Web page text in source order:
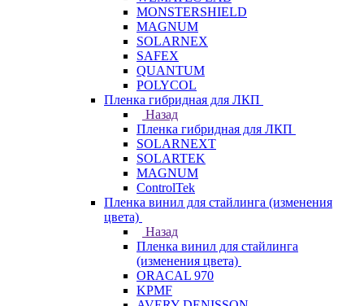
MONSTERSHIELD
MAGNUM
SOLARNEX
SAFEX
QUANTUM
POLYCOL
Пленка гибридная для ЛКП
Назад
Пленка гибридная для ЛКП
SOLARNEXT
SOLARTEK
MAGNUM
ControlTek
Пленка винил для стайлинга (изменения
цвета)
Назад
Пленка винил для стайлинга
(изменения цвета)
ORACAL 970
KPMF